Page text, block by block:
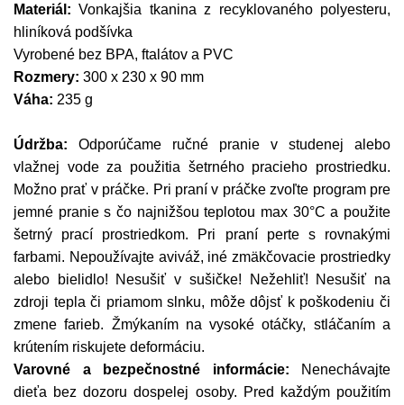
Materiál: Vonkajšia tkanina z recyklovaného polyesteru,
hliníková podšívka
Vyrobené bez BPA, ftalátov a PVC
Rozmery: 300 x 230 x 90 mm
Váha: 235 g
Údržba: Odporúčame ručné pranie v studenej alebo
vlažnej vode za použitia šetrného pracieho prostriedku.
Možno prať v práčke. Pri praní v práčke zvoľte program pre
jemné pranie s čo najnižšou teplotou max 30°C a použite
šetrný prací prostriedkom. Pri praní perte s rovnakými
farbami. Nepoužívajte aviváž, iné zmäkčovacie prostriedky
alebo bielidlo! Nesušiť v sušičke! Nežehliť! Nesušiť na
zdroji tepla či priamom slnku, môže dôjsť k poškodeniu či
zmene farieb. Žmýkaním na vysoké otáčky, stláčaním a
krútením riskujete deformáciu.
Varovné a bezpečnostné informácie: Nenechávajte
dieťa bez dozoru dospelej osoby. Pred každým použitím